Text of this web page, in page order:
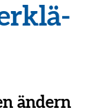
ändern